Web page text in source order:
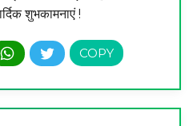
शुभकामनाएं !